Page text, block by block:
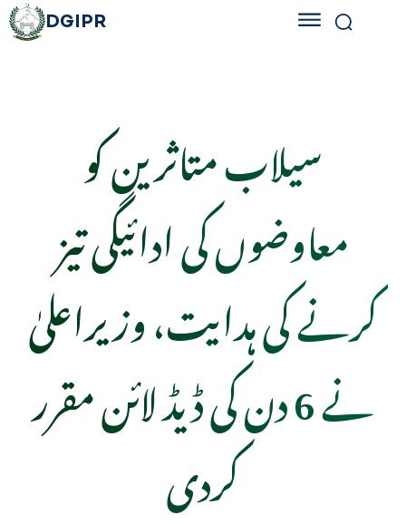
DGIPR
سیلاب متاثرین کو
معاوضوں کی ادائیگی تیز
کرنے کی ہدایت، وزیراعلیٰ
نے 6 دن کی ڈیڈ لائن مقرر
کردی